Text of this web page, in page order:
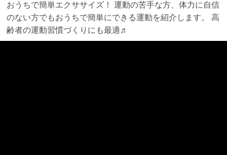
おうちで簡単エクササイズ！ 運動の苦手な方、体力に自信
のない方でもおうちで簡単にできる運動を紹介します。 高
齢者の運動習慣づくりにも最適♬